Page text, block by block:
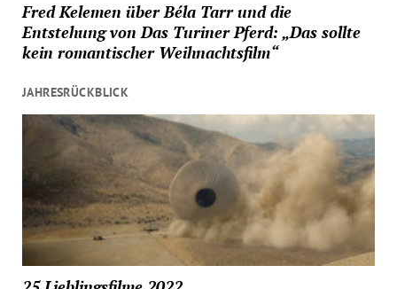
Fred Kelemen über Béla Tarr und die
Entstehung von Das Turiner Pferd: „Das sollte
kein romantischer Weihnachtsfilm“
JAHRESRÜCKBLICK